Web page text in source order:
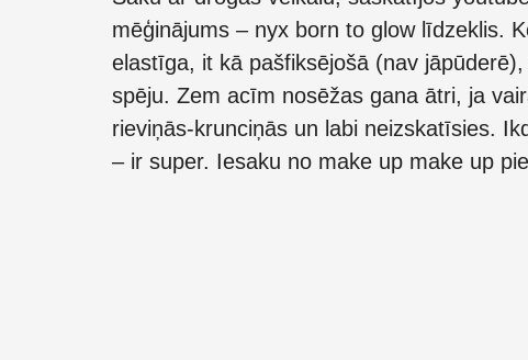
mēģinājums – nyx born to glow līdzeklis.
elastīga, it kā pašfiksējošā (nav
spēju. Zem acīm nosēžas gana ātri, ja
rieviņās-krunciņās un labi neizskatīsies.
– ir super. Iesaku no make up make up